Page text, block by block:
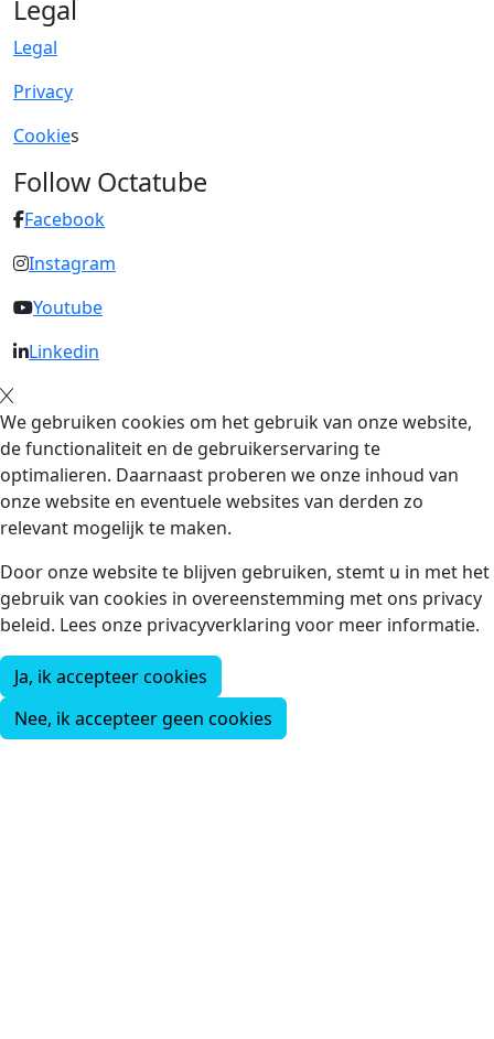
Legal
Legal
Privacy
Cookies
Follow Octatube
Facebook
Instagram
Youtube
Linkedin
We gebruiken cookies om het gebruik van onze website,
de functionaliteit en de gebruikerservaring te
optimalieren. Daarnaast proberen we onze inhoud van
onze website en eventuele websites van derden zo
relevant mogelijk te maken.
Door onze website te blijven gebruiken, stemt u in met het
gebruik van cookies in overeenstemming met ons privacy
beleid. Lees onze privacyverklaring voor meer informatie.
Ja, ik accepteer cookies
Nee, ik accepteer geen cookies